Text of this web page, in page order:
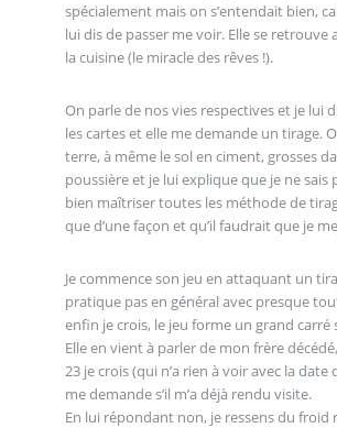
spécialement mais on s’entendait bien,
lui dis de passer me voir. Elle se retrouve
la cuisine (le miracle des rêves !).
On parle de nos vies respectives et je lui
les cartes et elle me demande un tirage.
terre, à même le sol en ciment, grosses
poussière et je lui explique que je ne sais
bien maîtriser toutes les méthode de
que d’une façon et qu’il faudrait que je
Je commence son jeu en attaquant un
pratique pas en général avec presque
enfin je crois, le jeu forme un grand carré
Elle en vient à parler de mon frère
23 je crois (qui n’a rien à voir avec la date
me demande s’il m’a déjà rendu visite.
En lui répondant non, je ressens du froid